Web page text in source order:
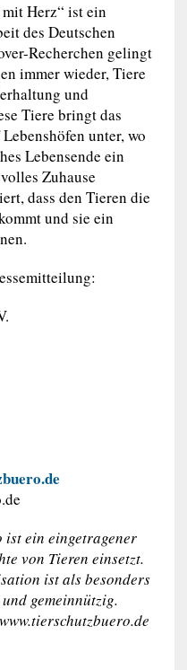
Herz“ ist ein
des Deutschen
Recherchen gelingt
immer wieder, Tiere
und
Tiere bringt das
unter, wo
Lebensende ein
Zuhause
dass den Tieren die
und sie ein
ist ein eingetragener
von Tieren einsetzt.
ist als besonders
gemeinnützig.